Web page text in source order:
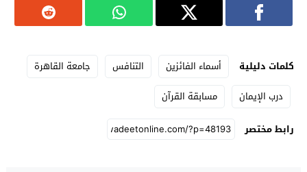
كلمات دليلية أسماء الفائزين التنافس
جامعة القاهرة
درب الإيمان
مسابقة القرآن
رابط مختصر